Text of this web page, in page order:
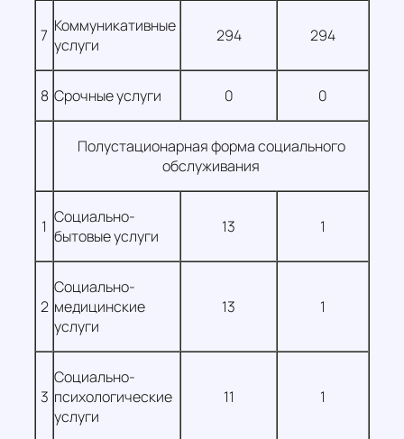
7 Коммуникативные
услуги
294 294
8 Срочные услуги 0 0
Полустационарная форма социального
обслуживания
1 Социально-
бытовые услуги
13 1
2
Социально-
медицинские
услуги
13 1
3
Социально-
психологические
услуги
11 1